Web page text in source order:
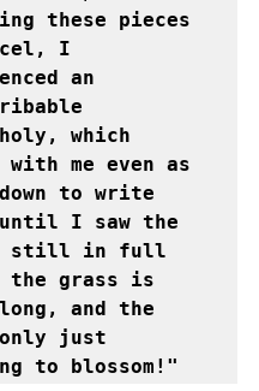
these pieces
I
an
which
with me even as
to write
I saw the
still in full
the grass is
and the
just
to blossom!"